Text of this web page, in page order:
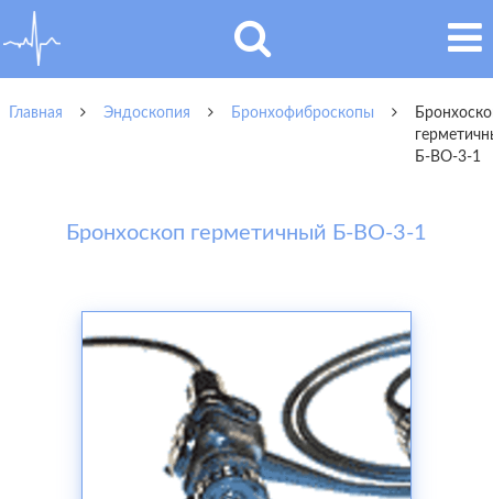
Главная Эндоскопия Бронхофиброскопы
Б-ВО-3-1
Бронхоскоп герметичный Б-ВО-3-1